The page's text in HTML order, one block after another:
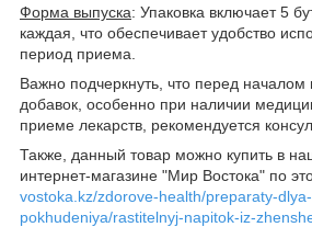
Форма выпуска: Упаковка включает 5
каждая, что обеспечивает удобство
период приема.
Важно подчеркнуть, что перед
добавок, особенно при наличии
приеме лекарств, рекомендуется
Также, данный товар можно купить в
интернет-магазине "Мир Востока" по
vostoka.kz/zdorove-health/preparaty-dlya-
pokhudeniya/rastitelnyj-napitok-iz-